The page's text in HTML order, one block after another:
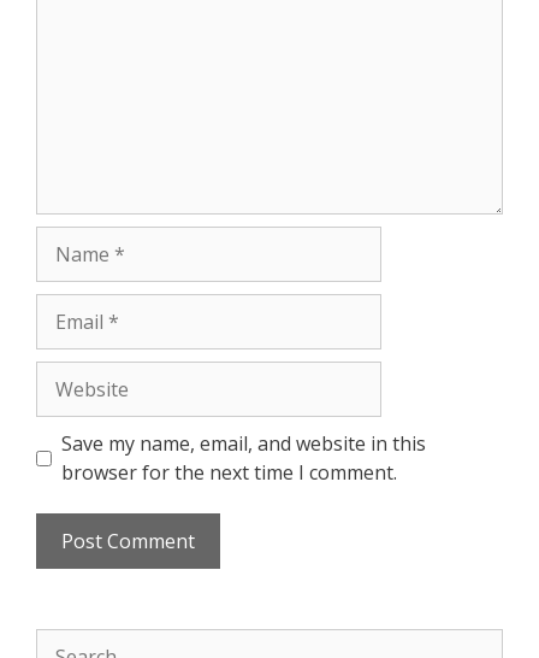
Save my name, email, and website in this
browser for the next time I comment.
Search